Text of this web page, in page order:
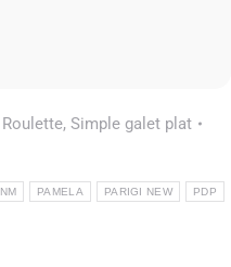
Roulette, Simple galet plat
NM PAMELA PARIGI NEW PDP